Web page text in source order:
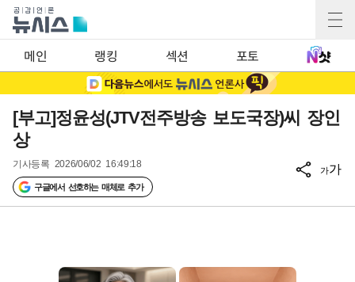
메인 랭킹 섹션 포토
[부고]정윤성(JTV전주방송 보도국장)씨 장인
상
기사등록 2026/06/02 16:49:18
구글에서 선호하는 매체로 추가
가가